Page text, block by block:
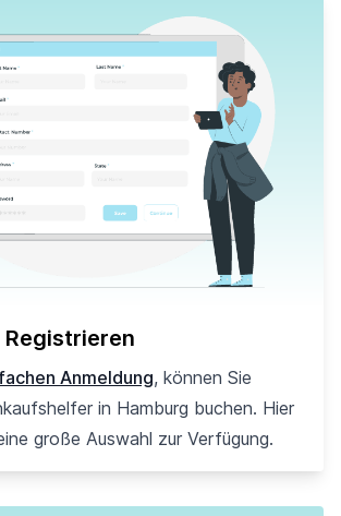
Registrieren
Anmeldung, können Sie
in Hamburg buchen. Hier
große Auswahl zur Verfügung.